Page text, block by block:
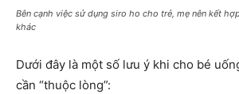
Bên cạnh việc sử dụng siro ho cho trẻ, mẹ nên kết
khác
Dưới đây là một số lưu ý khi cho bé
cần “thuộc lòng”: